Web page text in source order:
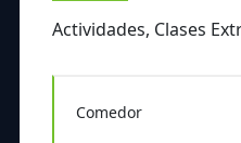
Actividades, Clases
Comedor